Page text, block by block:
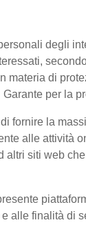
degli
materia di
per la
fornire la
alle attività
altri siti web
alle finalità di